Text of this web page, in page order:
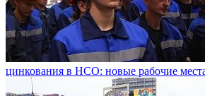
цинкования в НСО: новые рабочие